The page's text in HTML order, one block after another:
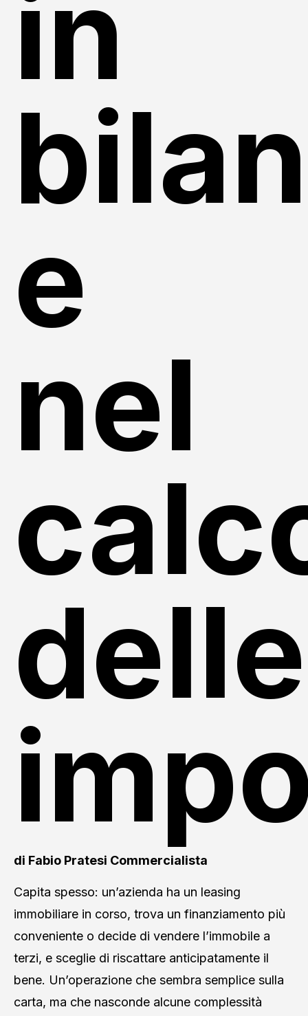
in
e
nel
delle
di Fabio Pratesi Commercialista
Capita spesso: un’azienda ha un leasing
immobiliare in corso, trova un finanziamento più
conveniente o decide di vendere l’immobile a
terzi, e sceglie di riscattare anticipatamente il
bene. Un’operazione che sembra semplice sulla
carta, ma che nasconde alcune complessità